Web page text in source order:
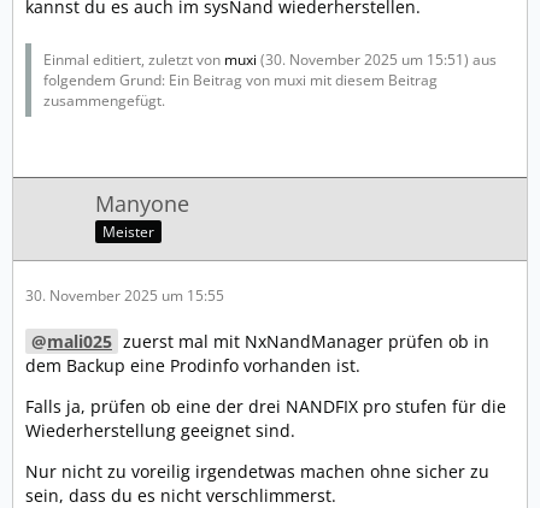
kannst du es auch im sysNand wiederherstellen.
Einmal editiert, zuletzt von muxi (30. November 2025 um 15:51) aus
folgendem Grund: Ein Beitrag von muxi mit diesem Beitrag
zusammengefügt.
Manyone
Meister
30. November 2025 um 15:55
mali025 zuerst mal mit NxNandManager prüfen ob in
dem Backup eine Prodinfo vorhanden ist.
Falls ja, prüfen ob eine der drei NANDFIX pro stufen für die
Wiederherstellung geeignet sind.
Nur nicht zu voreilig irgendetwas machen ohne sicher zu
sein, dass du es nicht verschlimmerst.